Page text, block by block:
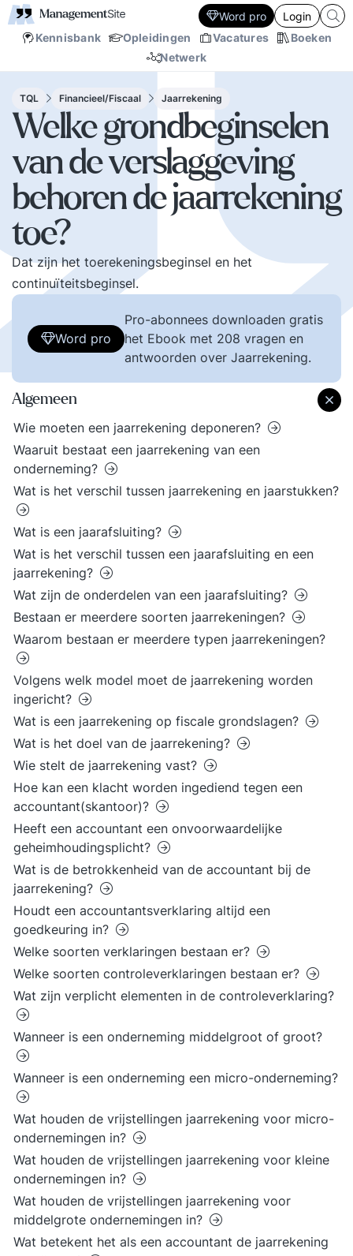
Kennisbank Opleidingen Vacatures
Boeken
Netwerk
Word pro Login
TQL Financieel/Fiscaal Jaarrekening
Welke grondbeginselen
van de verslaggeving
behoren de jaarrekening
toe?
Dat zijn het toerekeningsbeginsel en het
continuïteitsbeginsel.
Word pro
Pro-abonnees downloaden gratis
het Ebook met 208 vragen en
antwoorden over Jaarrekening.
Algemeen
Wie moeten een jaarrekening deponeren?
Waaruit bestaat een jaarrekening van een
onderneming?
Wat is het verschil tussen jaarrekening en jaarstukken?
Wat is een jaarafsluiting?
Wat is het verschil tussen een jaarafsluiting en een
jaarrekening?
Wat zijn de onderdelen van een jaarafsluiting?
Bestaan er meerdere soorten jaarrekeningen?
Waarom bestaan er meerdere typen jaarrekeningen?
Volgens welk model moet de jaarrekening worden
ingericht?
Wat is een jaarrekening op fiscale grondslagen?
Wat is het doel van de jaarrekening?
Wie stelt de jaarrekening vast?
Hoe kan een klacht worden ingediend tegen een
accountant(skantoor)?
Heeft een accountant een onvoorwaardelijke
geheimhoudingsplicht?
Wat is de betrokkenheid van de accountant bij de
jaarrekening?
Houdt een accountantsverklaring altijd een
goedkeuring in?
Welke soorten verklaringen bestaan er?
Welke soorten controleverklaringen bestaan er?
Wat zijn verplicht elementen in de controleverklaring?
Wanneer is een onderneming middelgroot of groot?
Wanneer is een onderneming een micro-onderneming?
Wat houden de vrijstellingen jaarrekening voor micro-
ondernemingen in?
Wat houden de vrijstellingen jaarrekening voor kleine
ondernemingen in?
Wat houden de vrijstellingen jaarrekening voor
middelgrote ondernemingen in?
Wat betekent het als een accountant de jaarrekening